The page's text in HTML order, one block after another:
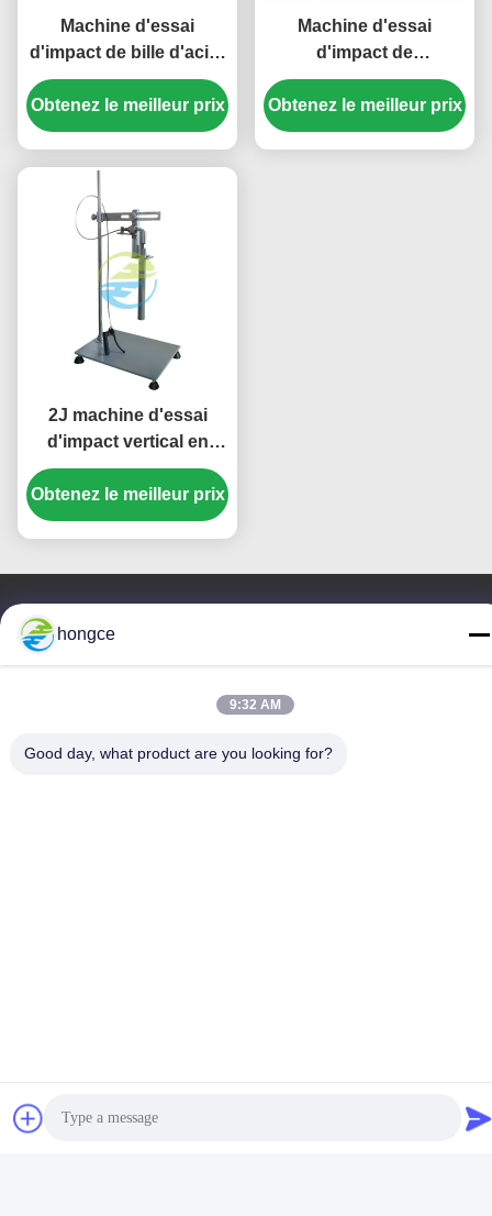
Machine d'essai
d'impact de bille d'acier
pour la vérification de la
résistance mécanique
des produits électriques
Obtenez le meilleur prix
Machine d'essai
d'impact de
compression de carton
pour l'essai de
résistance à la
Obtenez le meilleur prix
2J machine d'essai
d'impact vertical en
acier inoxydable.
Obtenez le meilleur prix
Contactez-nous
hongce
9:32 AM
Good day, what product are you looking for?